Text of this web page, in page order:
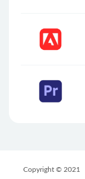
Copyright © 2021